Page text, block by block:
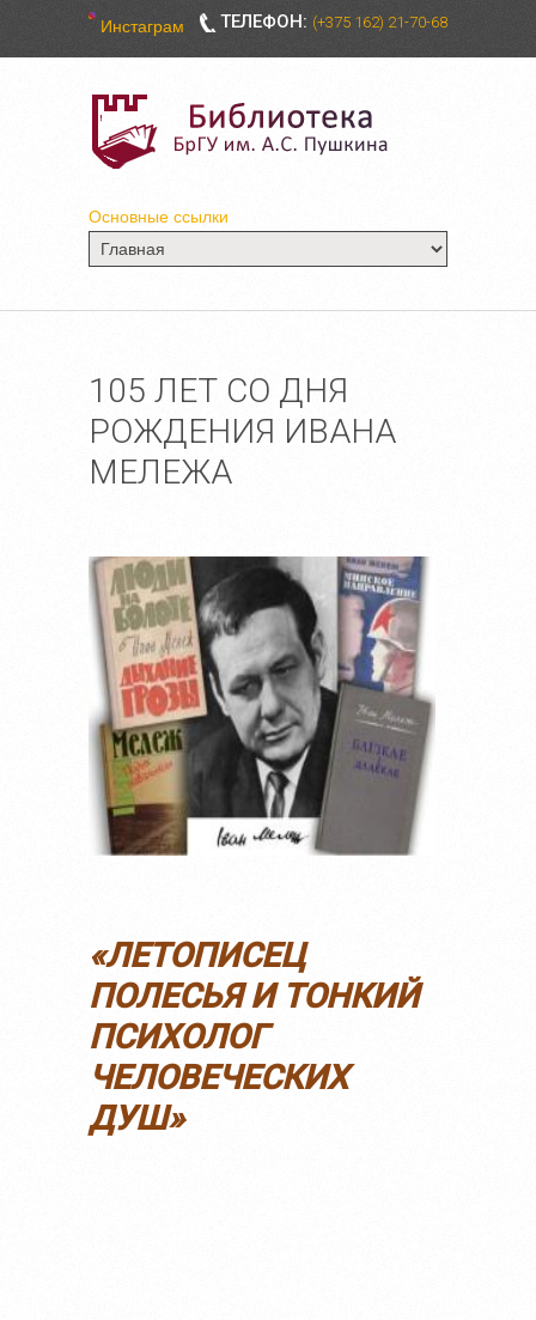
ТЕЛЕФОН: (+375 162) 21-70-68
Инстаграм
Основные ссылки
105 ЛЕТ СО ДНЯ
РОЖДЕНИЯ ИВАНА
МЕЛЕЖА
«ЛЕТОПИСЕЦ
ПОЛЕСЬЯ И ТОНКИЙ
ПСИХОЛОГ
ЧЕЛОВЕЧЕСКИХ
ДУШ»